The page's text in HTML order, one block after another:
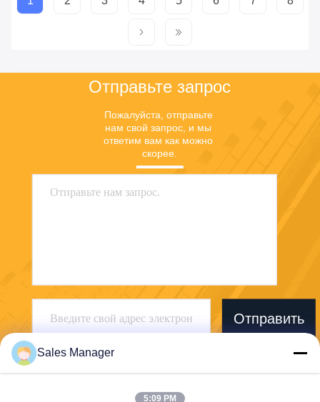
Отправьте запрос
Пожалуйста, отправьте
нам свой запрос, и мы
ответим вам как можно
скорее.
Отправить
Sales Manager
5:09 PM